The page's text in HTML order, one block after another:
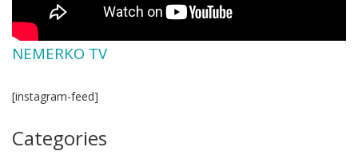
NEMERKO TV
[instagram-feed]
Categories